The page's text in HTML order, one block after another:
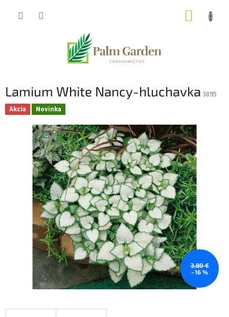
Lamium White Nancy-hluchavka 3895
Akcia Novinka
3,80 €
–16 %